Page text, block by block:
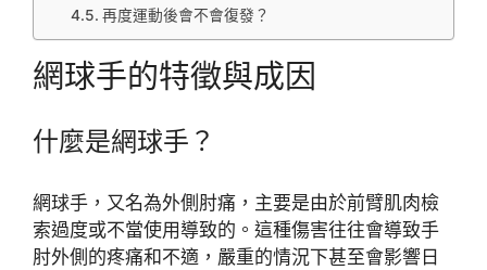
再度運動後會不會復發？
網球手的特徵與成因
什麼是網球手？
網球手，又名為外側肘痛，主要是由於前臂肌肉檢
索過度或不當使用導致的。這種傷害往往會導致手
肘外側的疼痛和不適，嚴重的情況下甚至會影響日